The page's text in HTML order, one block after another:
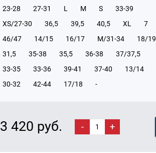
23-28
27-31 L M S
33-39
XS/27-30
36,5 39,5 40,5 XL 7
46/47
14/15 16/17 М/31-34
18/19
31,5
35-38 35,5 36-38
37/37,5
33-35
33-36 39-41 37-40
13/14
30-32
42-44 17/18 -
3 420 руб. - +